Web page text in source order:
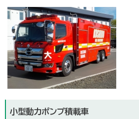
小型動力ポンプ積載車